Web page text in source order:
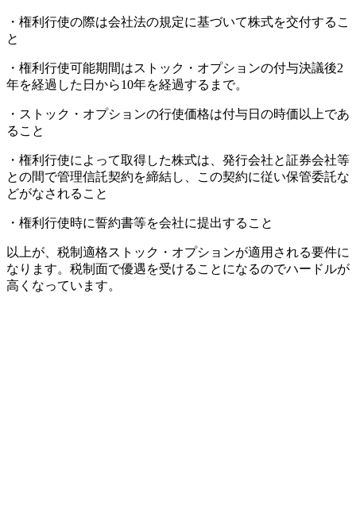
・権利行使の際は会社法の規定に基づいて株式を交付するこ
と
・権利行使可能期間はストック・オプションの付与決議後2
年を経過した日から10年を経過するまで。
・ストック・オプションの行使価格は付与日の時価以上であ
ること
・権利行使によって取得した株式は、発行会社と証券会社等
との間で管理信託契約を締結し、この契約に従い保管委託な
どがなされること
・権利行使時に誓約書等を会社に提出すること
以上が、税制適格ストック・オプションが適用される要件に
なります。税制面で優遇を受けることになるのでハードルが
高くなっています。